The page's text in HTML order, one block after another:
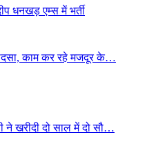
धनखड़ एम्स में भर्ती
काम कर रहे मजदूर के…
ने खरीदी दो साल में दो सौ…